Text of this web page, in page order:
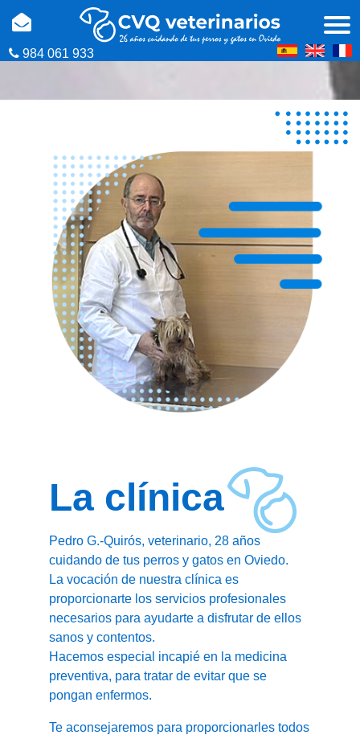
Entiendo que los datos solicitados no se
almacenan y solo se utilizan para enviar el
mensaje al responsable de la web
984 061 933
La clínica
Pedro G.-Quirós, veterinario, 28 años
cuidando de tus perros y gatos en Oviedo.
La vocación de nuestra clínica es
proporcionarte los servicios profesionales
necesarios para ayudarte a disfrutar de ellos
sanos y contentos.
Hacemos especial incapié en la medicina
preventiva, para tratar de evitar que se
pongan enfermos.
Te aconsejaremos para proporcionarles todos